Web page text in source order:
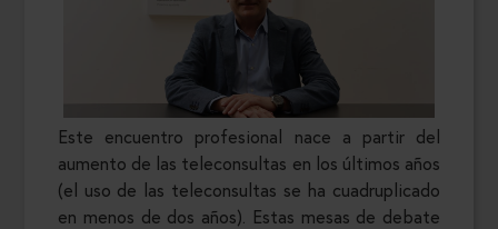
Este encuentro profesional nace a partir del
aumento de las teleconsultas en los últimos años
(el uso de las teleconsultas se ha cuadruplicado
en menos de dos años). Estas mesas de debate